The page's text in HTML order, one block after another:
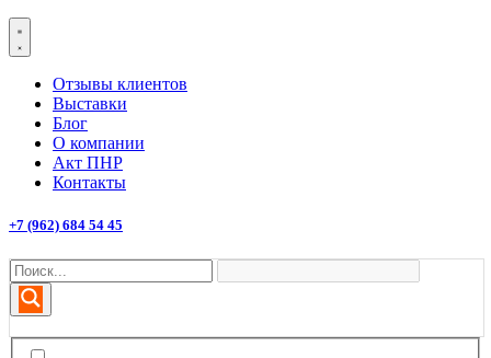
Отзывы клиентов
Выставки
Блог
О компании
Акт ПНР
Контакты
+7 (962) 684 54 45